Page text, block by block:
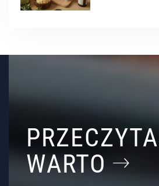
WARTO